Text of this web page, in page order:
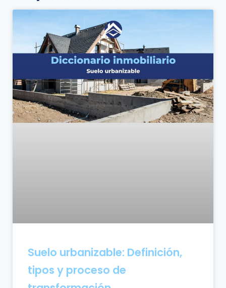
Suelo urbanizable: Definición,
tipos y proceso de